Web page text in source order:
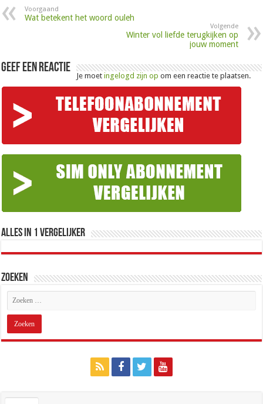
Voorgaand
Wat betekent het woord ouleh
Volgende
Winter vol liefde terugkijken op
jouw moment
Geef een reactie
Je moetingelogd zijn op om een reactie te plaatsen.
Alles in 1 Vergelijker
Zoeken